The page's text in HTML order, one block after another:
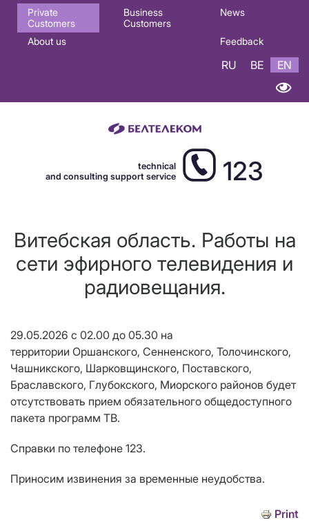
Основная
навигация
Private
Customers
Business
Customers
News
About us Feedback
RU BE EN
technical
and consulting support service
123
Витебская область. Работы на
сети эфирного телевидения и
радиовещания.
29.05.2026 с 02.00 до 05.30 на
территории Оршанского, Сенненского, Толочинского,
Чашникского, Шарковщинского, Поставского,
Браславского, Глубокского, Миорского районов будет
отсутствовать прием обязательного общедоступного
пакета программ ТВ.
Справки по телефоне 123.
Приносим извинения за временные неудобства.
Print